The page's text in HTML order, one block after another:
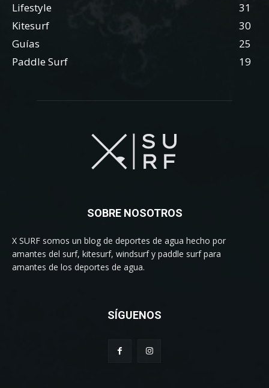
Lifestyle
31
Kitesurf
30
Guías
25
Paddle Surf
19
SOBRE NOSOTROS
X SURF somos un blog de deportes de agua hecho por
amantes del surf, kitesurf, windsurf y paddle surf para
amantes de los deportes de agua.
SÍGUENOS